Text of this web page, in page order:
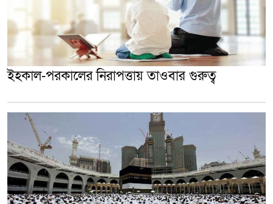
ইহকাল-পরকালের নিরাপত্তায় তাওবার গুরুত্ব